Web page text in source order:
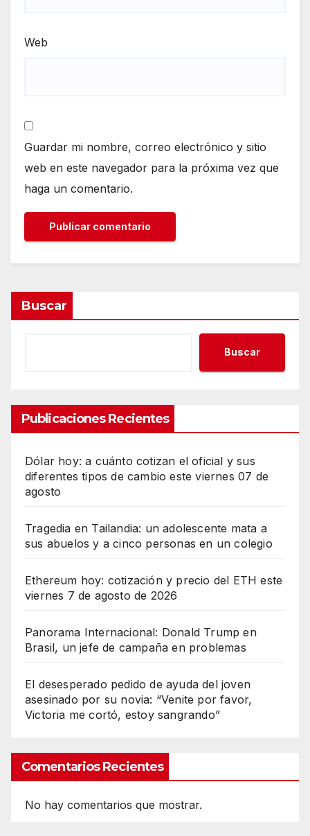
Web
Guardar mi nombre, correo electrónico y sitio
web en este navegador para la próxima vez que
haga un comentario.
Buscar
Buscar
Publicaciones Recientes
Dólar hoy: a cuánto cotizan el oficial y sus
diferentes tipos de cambio este viernes 07 de
agosto
Tragedia en Tailandia: un adolescente mata a
sus abuelos y a cinco personas en un colegio
Ethereum hoy: cotización y precio del ETH este
viernes 7 de agosto de 2026
Panorama Internacional: Donald Trump en
Brasil, un jefe de campaña en problemas
El desesperado pedido de ayuda del joven
asesinado por su novia: “Venite por favor,
Victoria me cortó, estoy sangrando”
Comentarios Recientes
No hay comentarios que mostrar.